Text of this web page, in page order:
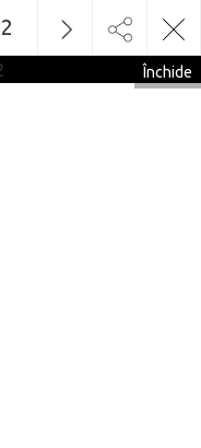
Închide
2